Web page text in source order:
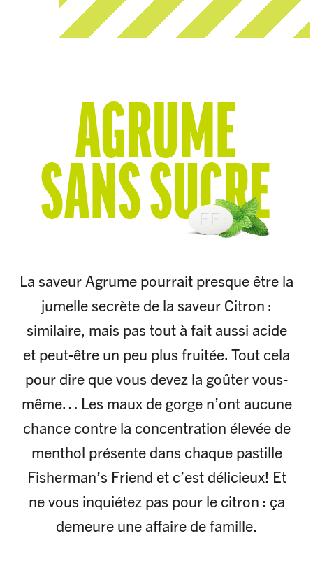
AGRUME
SANS SUCRE
La saveur Agrume pourrait presque être la
jumelle secrète de la saveur Citron :
similaire, mais pas tout à fait aussi acide
et peut-être un peu plus fruitée. Tout cela
pour dire que vous devez la goûter vous-
même… Les maux de gorge n’ont aucune
chance contre la concentration élevée de
menthol présente dans chaque pastille
Fisherman’s Friend et c’est délicieux! Et
ne vous inquiétez pas pour le citron : ça
demeure une affaire de famille.